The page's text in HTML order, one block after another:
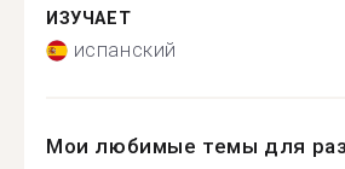
ИЗУЧАЕТ
испанский
Мои любимые темы для